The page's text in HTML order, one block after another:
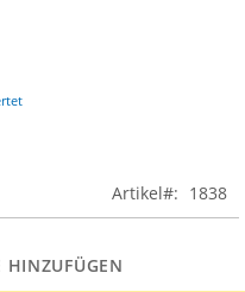
Artikel
1838
HINZUFÜGEN